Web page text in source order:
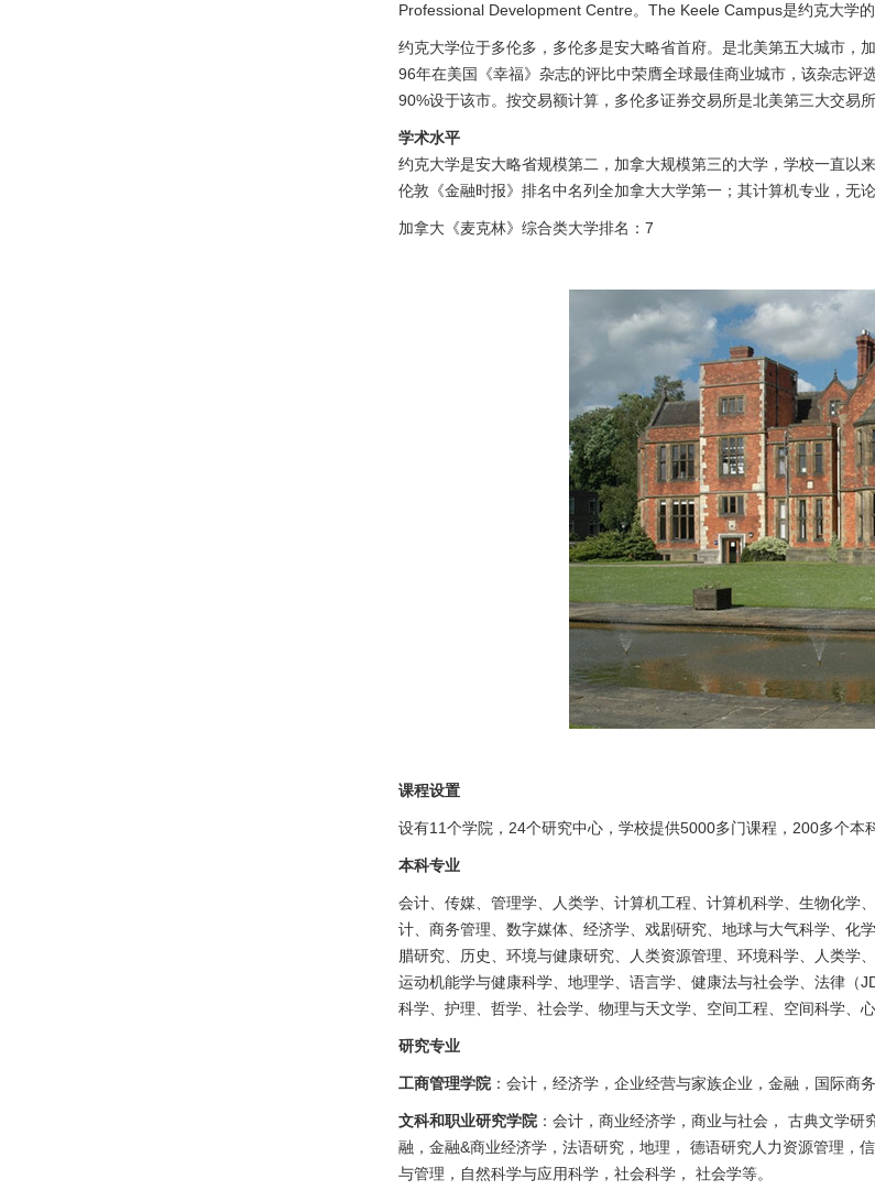
Professional Development Centre。The Keele Campus是约克大学的
约克大学位于多伦多，多伦多是安大略省首府。是北美第五大城市，
96年在美国《幸福》杂志的评比中荣膺全球最佳商业城市，该杂志
90%设于该市。按交易额计算，多伦多证券交易所是北美第三大交易所
学术水平
约克大学是安大略省规模第二，加拿大规模第三的大学，学校一直以
伦敦《金融时报》排名中名列全加拿大大学第一；其计算机专业，无
加拿大《麦克林》综合类大学排名：7
课程设置
设有11个学院，24个研究中心，学校提供5000多门课程，200多个本
本科专业
会计、传媒、管理学、人类学、计算机工程、计算机科学、生物化学
计、商务管理、数字媒体、经济学、戏剧研究、地球与大气科学、化
腊研究、历史、环境与健康研究、人类资源管理、环境科学、人类学
运动机能学与健康科学、地理学、语言学、健康法与社会学、法律（
科学、护理、哲学、社会学、物理与天文学、空间工程、空间科学、
研究专业
工商管理学院 ：会计，经济学，企业经营与家族企业，金融，国际商
文科和职业研究学院 ：会计，商业经济学，商业与社会， 古典文学
融，金融&商业经济学，法语研究，地理， 德语研究人力资源管理，
与管理，自然科学与应用科学，社会科学， 社会学等。